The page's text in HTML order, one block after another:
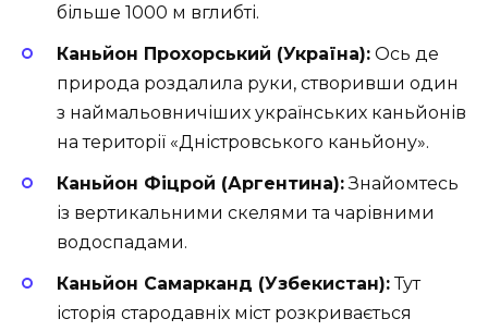
більше 1000 м вглибті.
Каньйон Прохорський (Україна): Ось де
природа роздалила руки, створивши один
з наймальовничіших українських каньйонів
на території «Дністровського каньйону».
Каньйон Фіцрой (Аргентина):Знайомтесь
із вертикальними скелями та чарівними
водоспадами.
Каньйон Самарканд (Узбекистан):Тут
історія стародавніх міст розкривається